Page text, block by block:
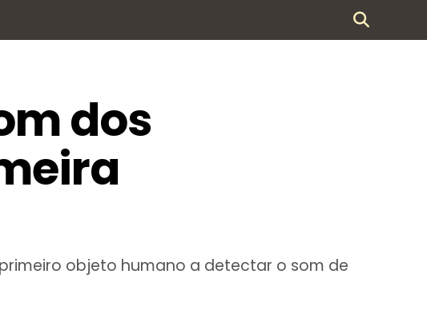
dos
objeto humano a detectar o som de